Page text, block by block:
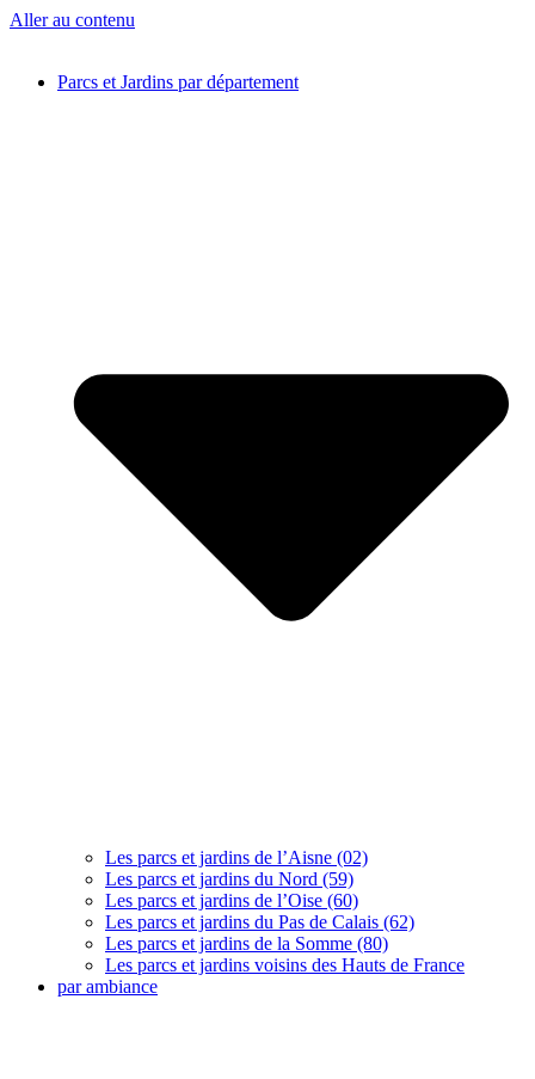
Aller au contenu
Parcs et Jardins par département
Les parcs et jardins de l’Aisne (02)
Les parcs et jardins du Nord (59)
Les parcs et jardins de l’Oise (60)
Les parcs et jardins du Pas de Calais (62)
Les parcs et jardins de la Somme (80)
Les parcs et jardins voisins des Hauts de France
par ambiance